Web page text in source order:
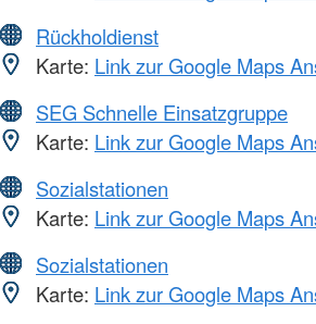
Rückholdienst
Karte: Link zur Google Maps
SEG Schnelle Einsatzgruppe
Karte: Link zur Google Maps
Sozialstationen
Karte: Link zur Google Maps
Sozialstationen
Karte: Link zur Google Maps